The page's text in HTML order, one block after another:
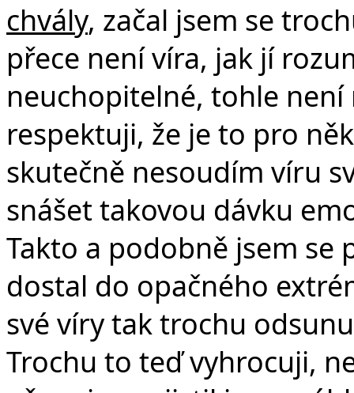
chvály, začal jsem se
přece není víra, jak jí
neuchopitelné, tohle není
respektuji, že je to pro
skutečně nesoudím víru
snášet takovou dávku
Takto a podobně jsem se
dostal do opačného
své víry tak trochu
Trochu to teď vyhrocuji,